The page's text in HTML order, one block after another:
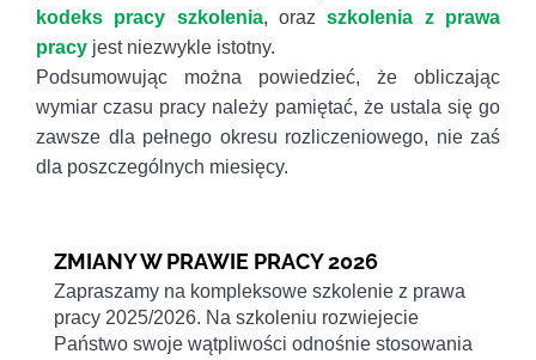
kodeks pracy szkolenia, orazszkolenia z prawa
pracy jest niezwykle istotny.
Podsumowując można powiedzieć, że obliczając
wymiar czasu pracy należy pamiętać, że ustala się go
zawsze dla pełnego okresu rozliczeniowego, nie zaś
dla poszczególnych miesięcy.
ZMIANY W PRAWIE PRACY 2026
Zapraszamy na kompleksowe szkolenie z prawa
pracy 2025/2026. Na szkoleniu rozwiejecie
Państwo swoje wątpliwości odnośnie stosowania